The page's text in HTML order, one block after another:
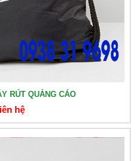
RÚT QUẢNG CÁO
hệ